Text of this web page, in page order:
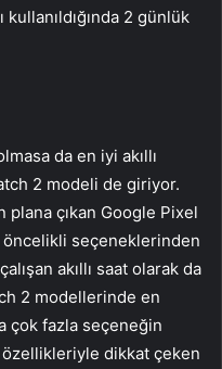
2 günlük
da en iyi akıllı
2 modeli de giriyor.
plana çıkan Google Pixel
öncelikli seçeneklerinden
akıllı saat olarak da
2 modellerinde en
çok fazla seçeneğin
özellikleriyle dikkat çeken